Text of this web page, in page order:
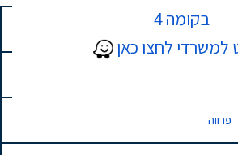
בקומה 4
למשרדי לחצו כאן
12 שדרות חיים וייצמן, נתניה, Israel
פרווה